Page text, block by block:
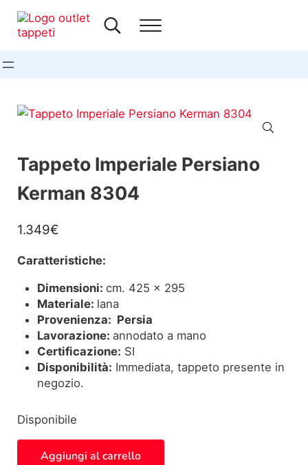
Search...Menu
🔍
Tappeto Imperiale Persiano
Kerman 8304
1.349€
Caratteristiche:
Dimensioni:cm. 425 x 295
Materiale: lana
Provenienza: Persia
Lavorazione: annodato a mano
Certificazione: SI
Disponibilità: Immediata, tappeto presente in
negozio.
Disponibile
Aggiungi al carrello